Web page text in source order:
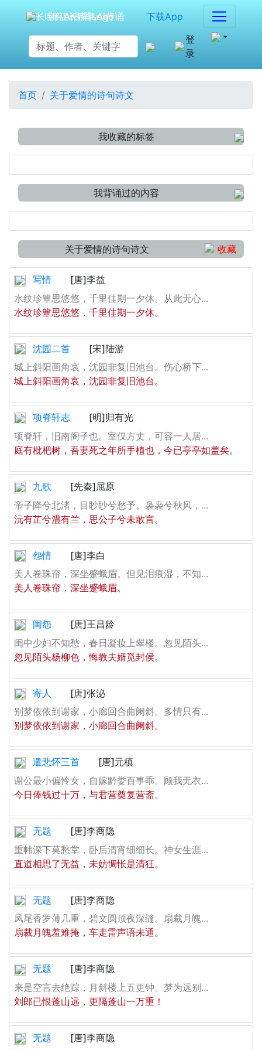
海江长嘴鸟Ai背诵
下载App
登
录
首页 关于爱情的诗句诗文
我收藏的标签
我背诵过的内容
关于爱情的诗句诗文 收藏
写情
[唐]李益
水纹珍簟思悠悠，千里佳期一夕休。从此无心...
水纹珍簟思悠悠，千里佳期一夕休。
沈园二首
[宋]陆游
城上斜阳画角哀，沈园非复旧池台。伤心桥下...
城上斜阳画角哀，沈园非复旧池台。
项脊轩志
[明]归有光
项脊轩，旧南阁子也。室仅方丈，可容一人居...
庭有枇杷树，吾妻死之年所手植也，今已亭亭如盖矣。
九歌
[先秦]屈原
帝子降兮北渚，目眇眇兮愁予。袅袅兮秋风，...
沅有芷兮澧有兰，思公子兮未敢言。
怨情
[唐]李白
美人卷珠帘，深坐蹙蛾眉。但见泪痕湿，不知...
美人卷珠帘，深坐蹙蛾眉。
闺怨
[唐]王昌龄
闺中少妇不知愁，春日凝妆上翠楼。忽见陌头...
忽见陌头杨柳色，悔教夫婿觅封侯。
寄人
[唐]张泌
别梦依依到谢家，小廊回合曲阑斜。多情只有...
别梦依依到谢家，小廊回合曲阑斜。
遣悲怀三首
[唐]元稹
谢公最小偏怜女，自嫁黔娄百事乖。顾我无衣...
今日俸钱过十万，与君营奠复营斋。
无题
[唐]李商隐
重帏深下莫愁堂，卧后清宵细细长。神女生涯...
直道相思了无益，未妨惆怅是清狂。
无题
[唐]李商隐
凤尾香罗薄几重，碧文圆顶夜深缝。扇裁月魄...
扇裁月魄羞难掩，车走雷声语未通。
无题
[唐]李商隐
来是空言去绝踪，月斜楼上五更钟。梦为远别...
刘郎已恨蓬山远，更隔蓬山一万重！
无题 [唐]李商隐